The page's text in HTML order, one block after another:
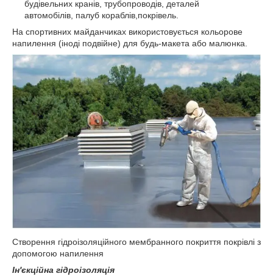
будівельних кранів, трубопроводів, деталей
автомобілів, палуб кораблів,покрівель.
На спортивних майданчиках використовується кольорове
напилення (іноді подвійне) для будь-макета або малюнка.
Створення гідроізоляційного мембранного покриття покрівлі з
допомогою напилення
Ін'єкційна гідроізоляція